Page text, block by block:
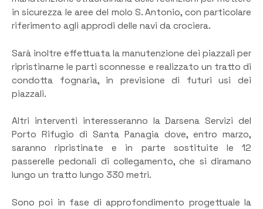
in sicurezza le aree del molo S. Antonio, con particolare
riferimento agli approdi delle navi da crociera.
Sarà inoltre effettuata la manutenzione dei piazzali per
ripristinarne le parti sconnesse e realizzato un tratto di
condotta fognaria, in previsione di futuri usi dei
piazzali.
Altri interventi interesseranno la Darsena Servizi del
Porto Rifugio di Santa Panagia dove, entro marzo,
saranno ripristinate e in parte sostituite le 12
passerelle pedonali di collegamento, che si diramano
lungo un tratto lungo 330 metri.
Sono poi in fase di approfondimento progettuale la